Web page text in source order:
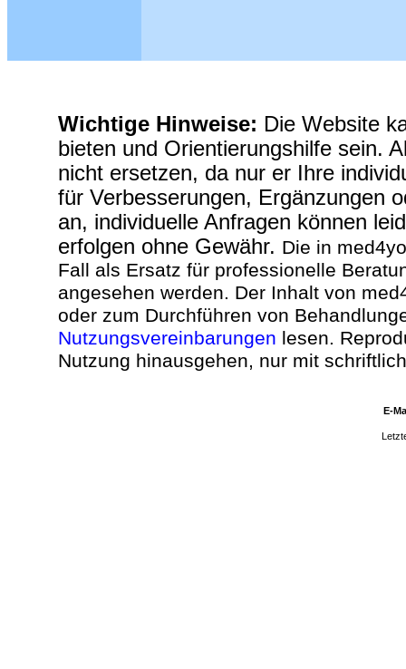
Wichtige Hinweise: Die Website
bieten und Orientierungshilfe sein.
nicht ersetzen, da nur er Ihre
für Verbesserungen, Ergänzungen
an, individuelle Anfragen können
erfolgen ohne Gewähr. Die in
Fall als Ersatz für professionelle
angesehen werden. Der Inhalt von
oder zum Durchführen von
Nutzungsvereinbarungen lesen.
Nutzung hinausgehen, nur mit
E-